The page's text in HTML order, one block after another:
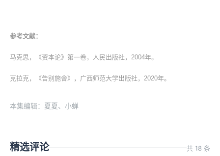
参考文献：
马克思，《资本论》第一卷，人民出版社，2004年。
克拉克，《告别施舍》，广西师范大学出版社，2020年。
本集编辑：夏夏、小蝉
精选评论 共 18 条